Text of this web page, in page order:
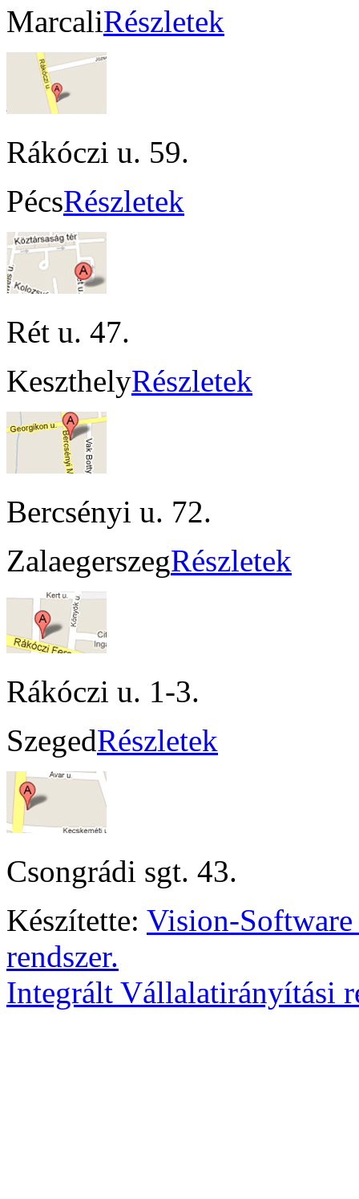
MarcaliRészletek
Rákóczi u. 59.
PécsRészletek
Rét u. 47.
KeszthelyRészletek
Bercsényi u. 72.
ZalaegerszegRészletek
Rákóczi u. 1-3.
SzegedRészletek
Csongrádi sgt. 43.
Készítette: Vision-
rendszer.
Integrált Vállalatirányítási